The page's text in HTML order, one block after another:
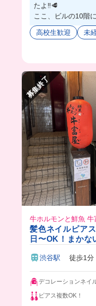
たよ‼️🥩
ここ、ビルの10階
ってもキレイなの
焼肉屋って、ロー
ここはお肉を溶岩
心者でも仕事しや
スタッフはみんな
なで一緒に食べる
優しい先輩がいっ
けそうだよね✨🫶
みんなも一緒にバ
高校生歓迎 未
募集終了
牛ホルモンと鮮魚
髪色ネイルピア
日〜OK！まかな
渋谷駅 徒歩1分
デコレーションネイ
ピアス複数OK！